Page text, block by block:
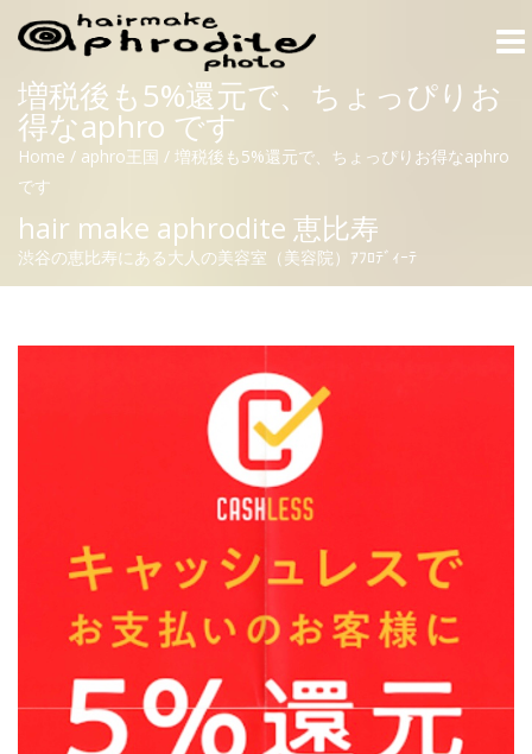
hair make aphrodite 恵比寿
渋谷の恵比寿にある大人の美容室（美容院）ｱﾌﾛﾃﾞｨｰﾃ
増税後も5%還元で、ちょっぴりお
得なaphro です
Home / aphro王国 / 増税後も5%還元で、ちょっぴりお得なaphro
です